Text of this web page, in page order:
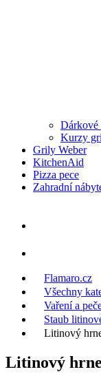
Dárkové
Kurzy
Grily Weber
KitchenAid
Pizza pece
Zahradní
Flamaro.cz
Všechny
Vaření a
Staub
Litinový
Litinový